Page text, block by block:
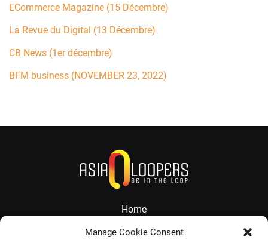
Manage Cookie Consent
ECommerce Magazine (15 Décembre)
La Revue du Digital (13 Décembre)
CB News (1er décembre)
BFM business (NOVEMBER 23, 2022)
Home
About